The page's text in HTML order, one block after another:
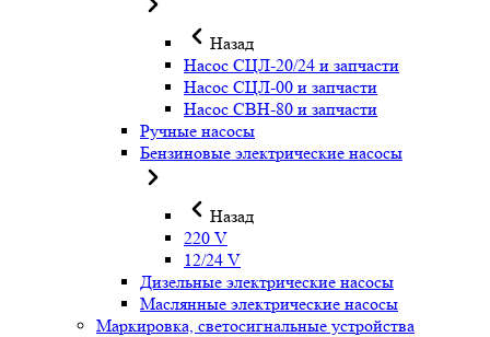
Назад
Насос СЦЛ-20/24 и запчасти
Насос СЦЛ-00 и запчасти
Насос СВН-80 и запчасти
Ручные насосы
Бензиновые электрические насосы
Назад
220 V
12/24 V
Дизельные электрические насосы
Маслянные электрические насосы
Маркировка, светосигнальные устройства